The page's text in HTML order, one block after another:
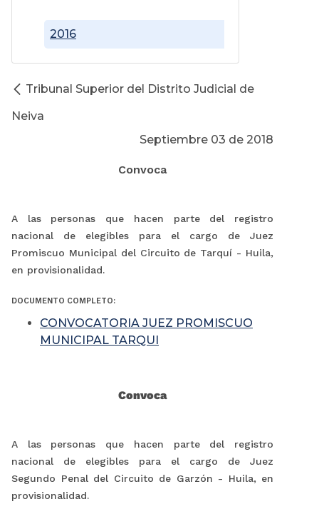
2016
Tribunal Superior del Distrito Judicial de
Neiva
Septiembre 03 de 2018
Convoca
A las personas que hacen parte del registro
nacional de elegibles para el cargo de Juez
Promiscuo Municipal del Circuito de Tarquí - Huila,
en provisionalidad.
DOCUMENTO COMPLETO:
CONVOCATORIA JUEZ PROMISCUO
MUNICIPAL TARQUI
Convoca
A las personas que hacen parte del registro
nacional de elegibles para el cargo de Juez
Segundo Penal del Circuito de Garzón - Huila, en
provisionalidad.